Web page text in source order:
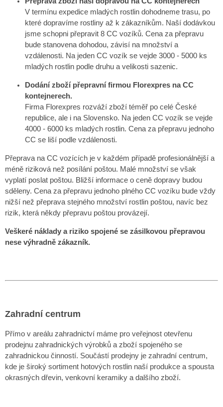
V termínu expedice mladých rostlin dohodneme trasu, po
které dopravíme rostliny až k zákazníkům. Naší dodávkou
jsme schopni přepravit 8 CC vozíků. Cena za přepravu
bude stanovena dohodou, závisí na množství a
vzdálenosti. Na jeden CC vozík se vejde 3000 - 5000 ks
mladých rostlin podle druhu a velikosti sazenic.
Dodání zboží přepravní firmou Florexpres na CC
kontejnerech.
Firma Florexpres rozváží zboží téměř po celé České
republice, ale i na Slovensko. Na jeden CC vozík se vejde
4000 - 6000 ks mladých rostlin. Cena za přepravu jednoho
CC se liší podle vzdálenosti.
Přeprava na CC vozících je v každém případě profesionálnější a
méně riziková než posílání poštou. Malé množství se však
vyplatí poslat poštou. Bližší informace o ceně dopravy budou
sděleny. Cena za přepravu jednoho plného CC vozíku bude vždy
nižší než přeprava stejného množství rostlin poštou, navíc bez
rizik, která někdy přepravu poštou provázejí.
Veškeré náklady a riziko spojené se zásilkovou přepravou
nese výhradně zákazník.
Zahradní centrum
Přímo v areálu zahradnictví máme pro veřejnost otevřenu
prodejnu zahradnických výrobků a zboží spojeného se
zahradnickou činností. Součástí prodejny je zahradní centrum,
kde je široký sortiment hotových rostlin naší produkce a spousta
okrasných dřevin, venkovní keramiky a dalšího zboží.